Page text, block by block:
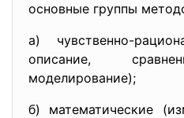
основные группы
а) чувственно-
описание,
моделирование);
б) математические